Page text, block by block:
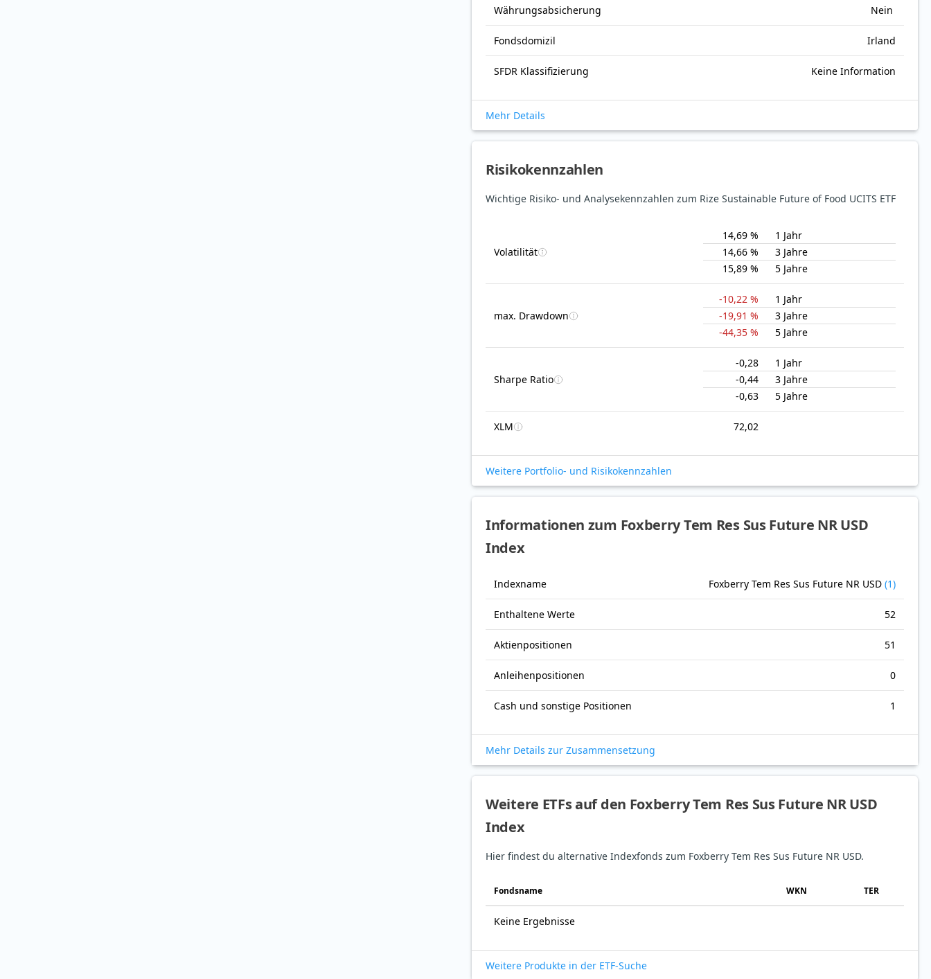
Währungsabsicherung Nein
Fondsdomizil Irland
SFDR Klassifizierung Keine Information
Mehr Details
Risikokennzahlen
Wichtige Risiko- und Analysekennzahlen zum Rize Sustainable Future of Food UCITS ETF
Volatilität
14,69 %
1 Jahr
14,66 %
3 Jahre
15,89 %
5 Jahre
max. Drawdown
-10,22 %
1 Jahr
-19,91 %
3 Jahre
-44,35 %
5 Jahre
Sharpe Ratio
-0,28
1 Jahr
-0,44
3 Jahre
-0,63
5 Jahre
XLM 72,02
Weitere Portfolio- und Risikokennzahlen
Informationen zum Foxberry Tem Res Sus Future NR USD
Index
Indexname Foxberry Tem Res Sus Future NR USD (1)
Enthaltene Werte 52
Aktienpositionen 51
Anleihenpositionen 0
Cash und sonstige Positionen 1
Mehr Details zur Zusammensetzung
Weitere ETFs auf den Foxberry Tem Res Sus Future NR USD
Index
Hier findest du alternative Indexfonds zum Foxberry Tem Res Sus Future NR USD.
Fonds­name WKN TER
Keine Ergebnisse
Weitere Produkte in der ETF-Suche